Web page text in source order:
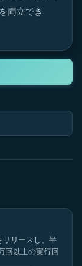
両立でき
リースし、半
回以上の実行回